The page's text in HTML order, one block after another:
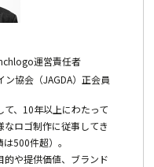
運営責任者
協会（JAGDA）正会員
、10年以上にわたって
ロゴ制作に従事してき
500件超）。
的や提供価値、ブランド